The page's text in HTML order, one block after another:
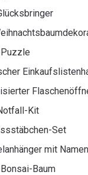
Kit
Set
mit
Baum